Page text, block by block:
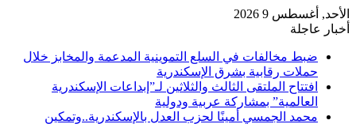
الأحد, أغسطس 9 2026
أخبار عاجلة
ضبط مخالفات في السلع التموينية المدعمة والمخابز خلال
حملات رقابية بشرق الإسكندرية
افتتاح الملتقى الثالث والثلاثين لـ”إبداعات الإسكندرية
العالمية” بمشاركة عربية ودولية
محمد الجمسي أمينًا لحزب العدل بالإسكندرية..وتمكين